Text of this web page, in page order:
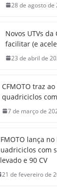
28 de agosto de
Novos UTVs
facilitar (e
23 de abril de
CFMOTO traz
quadriciclos
7 de março de
lança
com
e 90 CV
21 de fevereiro de